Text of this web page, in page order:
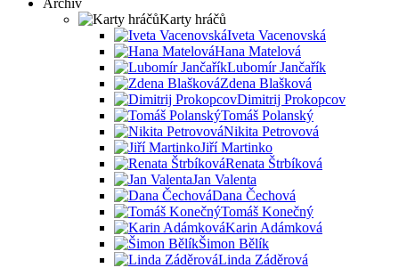
Archiv
Karty hráčů
Iveta Vacenovská
Hana Matelová
Lubomír Jančařík
Zdena Blašková
Dimitrij Prokopcov
Tomáš Polanský
Nikita Petrovová
Jiří Martinko
Renata Štrbíková
Jan Valenta
Dana Čechová
Tomáš Konečný
Karin Adámková
Šimon Bělík
Linda Záděrová